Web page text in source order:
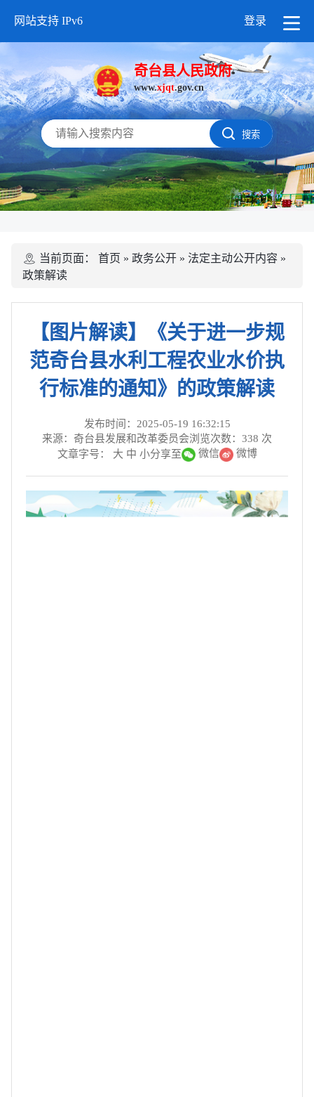
网站支持 IPv6 登录
奇台县人民政府
www.xjqt.gov.cn
搜索
当前页面： 首页 » 政务公开 » 法定主动公开内容 »
政策解读
【图片解读】《关于进一步规
范奇台县水利工程农业水价执
行标准的通知》的政策解读
发布时间：2025-05-19 16:32:15
来源：奇台县发展和改革委员会浏览次数： 338 次
文章字号： 大 中 小分享至 微信 微博